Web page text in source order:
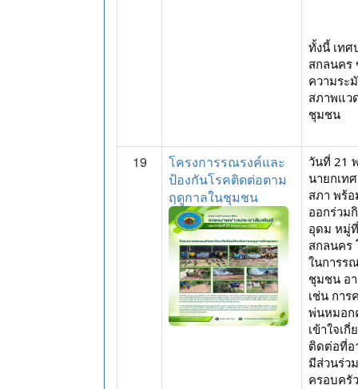
ทั้งนี้ เทศ
สกลนคร
ความระ
สภาพแว
ชุมชน
19
โครงการรณรงค์และ
ป้องกันโรคติดต่อตาม
ฤดูกาลในชุมชน
วันที่ 21
นายกเท
สภา พร้
ออกร่วม
อุดม หมู่
สกลนคร
ในการร
ชุมชน อ
เช่น กา
พ่นหมอก
เข้าใจเ
ติดต่อที่อ
มีส่วนร่ว
ครอบครั